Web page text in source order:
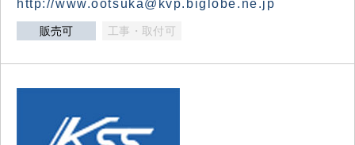
http://www.ootsuka@kvp.biglobe.ne.jp
販売可 工事・取付可